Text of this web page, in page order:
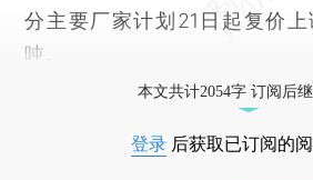
分主要厂家计划21日起复价
吨。
本文共计2054字 订阅后
登录 后获取已订阅的